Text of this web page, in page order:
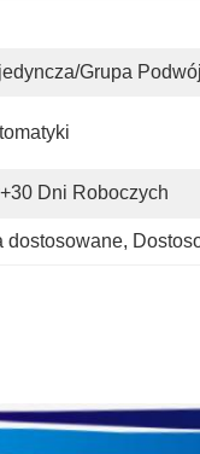
grupa
Dni Roboczych
dostosowane,